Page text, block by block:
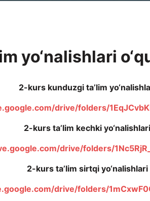
yo‘nalishlari
2-kurs kunduzgi ta’lim
drive/folders/
2-kurs ta’lim kechki
drive/folders/
2-kurs ta’lim sirtqi
drive/folders/